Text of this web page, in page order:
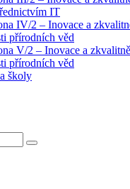
IT
IV/2 – Inovace a
přírodních věd
V/2 – Inovace a
přírodních věd
školy
Search